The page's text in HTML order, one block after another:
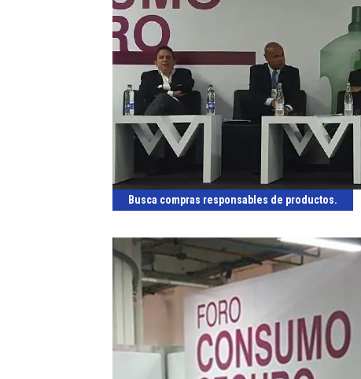
Busca compras responsables de productos.